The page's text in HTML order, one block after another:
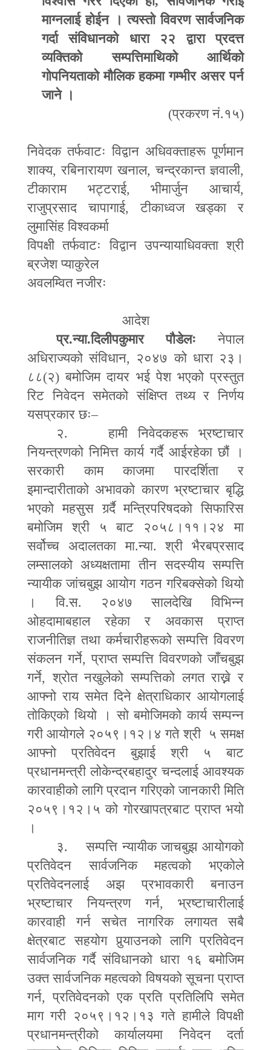
माग्नलाई होईन । त्यस्तो विवरण सार्वजनिक
गर्दा संविधानको धारा २२ द्वारा प्रदत्त
व्यक्तिको सम्पत्तिमाथिको आर्थिको
गोपनियताको मौलिक हकमा गम्भीर असर पर्न
जाने ।
(प्रकरण नं.१५)
निवेदक तर्फवाटः विद्वान अधिवक्ताहरू पूर्णमान
शाक्य,रबिनारायण खनाल,चन्द्रकान्त ज्ञवाली,
टीकाराम भट्टराई,भीमार्जुन आचार्य,
राजुप्रसाद चापागाई,टीकाध्वज खड्का र
लुमासिंह विश्वकर्मा
विपक्षी तर्फवाटः विद्वान उपन्यायाधिवक्ता श्री
ब्रजेश प्याकुरेल
अवलम्वित नजीरः
आदेश
प्र.न्या.दिलीपकुमार पौडेलः नेपाल
अधिराज्यको संविधान, २०४७ को धारा २३।
८८(२) बमोजिम दायर भई पेश भएको प्रस्तुत
रिट निवेदन समेतको संक्षिप्त तथ्य र निर्णय
यसप्रकार छः–
२. हामी निवेदकहरू भ्रष्टाचार
नियन्त्रणको निमित्त कार्य गर्दै आईरहेका छौं ।
सरकारी काम काजमा पारदर्शिता र
इमान्दारीताको अभावको कारण भ्रष्टाचार बृद्धि
भएको महसुस गर्र्दै मन्त्रिपरिषदको सिफारिस
बमोजिम श्री ५ बाट २०५८।११।२४ मा
सर्वोच्च अदालतका मा.न्या. श्री भैरबप्रसाद
लम्सालको अध्यक्षतामा तीन सदस्यीय सम्पत्ति
न्यायीक जांचबुझ आयोग गठन गरिबक्सेको थियो
। वि.स. २०४७ सालदेखि विभिन्न
ओहदामाबहाल रहेका र अवकास प्राप्त
राजनीतिज्ञ तथा कर्मचारीहरूको सम्पत्ति विवरण
संकलन गर्ने,प्राप्त सम्पत्ति विवरणको जाँचबुझ
गर्ने,श्रोत नखुलेको सम्पत्तिको लगत राख्ने र
आफ्नो राय समेत दिने क्षेत्राधिकार आयोगलाई
तोकिएको थियो । सो बमोजिमको कार्य सम्पन्न
गरी आयोगले २०५९।१२।४ गते श्री ५ समक्ष
आफ्नो प्रतिवेदन बुझाई श्री ५ बाट
प्रधानमन्त्री लोकेन्द्रबहादुर चन्दलाई आवश्यक
कारवाहीको लागि प्रदान गरिएको जानकारी मिति
२०५९।१२।५ को गोरखापत्रबाट प्राप्त भयो
।
३. सम्पत्ति न्यायीक जाचबुझ आयोगको
प्रतिवेदन सार्वजनिक महत्वको भएकोले
प्रतिवेदनलाई अझ प्रभावकारी बनाउन
भ्रष्टाचार नियन्त्रण गर्न, भ्रष्टाचारीलाई
कारवाही गर्न सचेत नागरिक लगायत सबै
क्षेत्रबाट सहयोग पुर्‍याउनको लागि प्रतिवेदन
सार्वजनिक गर्दै संविधानको धारा १६ बमोजिम
उक्त सार्वजनिक महत्वको विषयको सूचना प्राप्त
गर्न,प्रतिवेदनको एक प्रति प्रतिलिपि समेत
माग गरी २०५९।१२।१३ गते हामीले विपक्षी
प्रधानमन्त्रीको कार्यालयमा निवेदन दर्ता